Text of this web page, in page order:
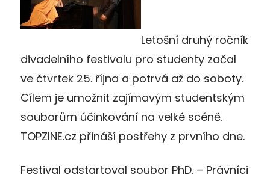
Letošní druhý ročník
divadelního festivalu pro studenty začal
ve čtvrtek 25. října a potrvá až do soboty.
Cílem je umožnit zajímavým studentským
souborům účinkování na velké scéně.
TOPZINE.cz přináší postřehy z prvního dne.
Festival odstartoval soubor PhD. – Právníci